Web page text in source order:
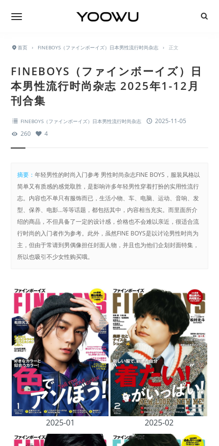
首页 › FINEBOYS（ファインボーイズ）日本男性流行时尚杂志 › 正文
FINEBOYS（ファインボーイズ）日
本男性流行时尚杂志 2025年1-12月
刊合集
FINEBOYS（ファインボーイズ）日本男性流行时尚杂志
2025-11-05
260
4
摘要：年轻男性的时尚入门参考 男性时尚杂志FINE BOYS，服装风格以
简单又有质感的感觉取胜，是影响许多年轻男性穿着打扮的实用性流行
志。内容也不单只有服饰而已，生活小物、车、电脑、运动、音响、发
型、保养、电影…等等话题，都包括其中，内容相当充实。而里面所介
绍的商品，不但具备了一定的设计感，价格也不会难以亲近，很适合流
行时尚的入门者作为参考。此外，虽然FINE BOYS是以讨论男性时尚为
主，但由于常请到男偶像担任封面人物，并且也为他们企划封面特集，
所以也吸引不少女性购买哦。
2025-01 2025-02